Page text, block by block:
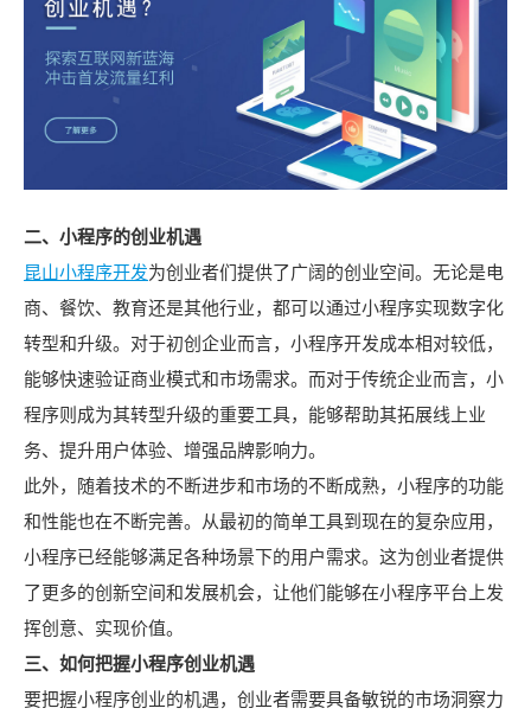
二、小程序的创业机遇
昆山小程序开发为创业者们提供了广阔的创业空间。无论是电
商、餐饮、教育还是其他行业，都可以通过小程序实现数字化
转型和升级。对于初创企业而言，小程序开发成本相对较低，
能够快速验证商业模式和市场需求。而对于传统企业而言，小
程序则成为其转型升级的重要工具，能够帮助其拓展线上业
务、提升用户体验、增强品牌影响力。
此外，随着技术的不断进步和市场的不断成熟，小程序的功能
和性能也在不断完善。从最初的简单工具到现在的复杂应用，
小程序已经能够满足各种场景下的用户需求。这为创业者提供
了更多的创新空间和发展机会，让他们能够在小程序平台上发
挥创意、实现价值。
三、如何把握小程序创业机遇
要把握小程序创业的机遇，创业者需要具备敏锐的市场洞察力